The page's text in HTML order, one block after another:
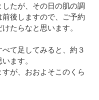
たが、その日の肌の調
後しますので、ご予約
たらなと思います。
て足してみると、約３
ます。
が、おおよそこのくら